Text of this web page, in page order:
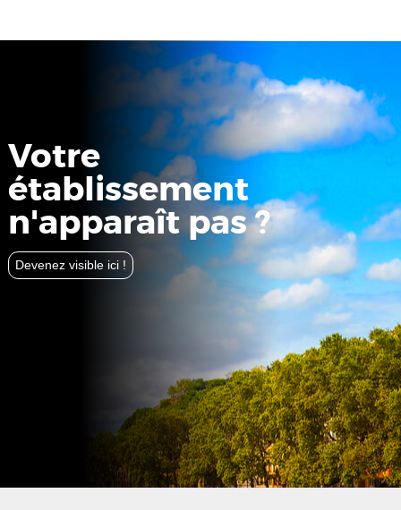
Votre
établissement
n'apparaît pas ?
Devenez visible ici !